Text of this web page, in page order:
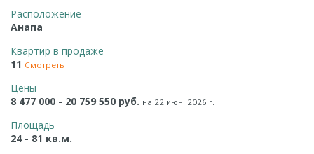
Расположение
Анапа
Квартир в продаже
11 Смотреть
Цены
8 477 000 - 20 759 550 руб. на 22 июн. 2026 г.
Площадь
24 - 81 кв.м.